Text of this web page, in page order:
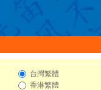
台灣繁體
香港繁體